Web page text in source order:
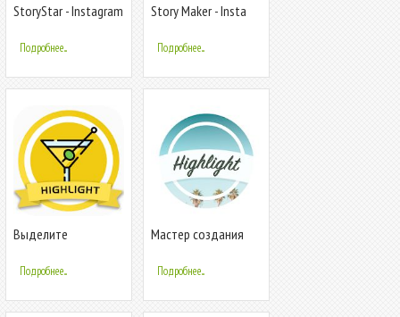
StoryStar - Instagram
Подробнее...
Story Maker - Insta
Instagram
Подробнее...
Выделите
Обложки для
Instagram Story
Подробнее...
Мастер создания
Instagram -
StoryLight
Подробнее...